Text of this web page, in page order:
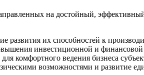
на достойный, эффективный
их способностей к
инвестиционной и
ведения бизнеса
возможностями и